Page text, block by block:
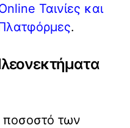
Ταινίες και
.
ποσοστό των